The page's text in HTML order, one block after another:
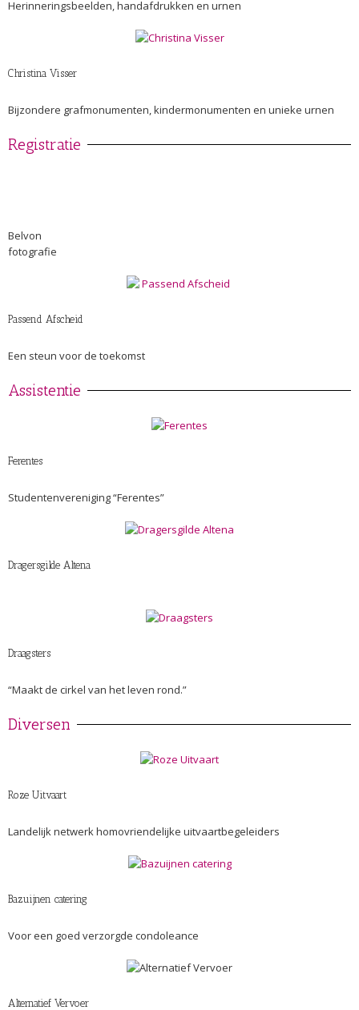
Herinneringsbeelden, handafdrukken en urnen
Christina Visser
Bijzondere grafmonumenten, kindermonumenten en unieke urnen
Registratie
Belvon
fotografie
Passend Afscheid
Een steun voor de toekomst
Assistentie
Ferentes
Studentenvereniging “Ferentes”
Dragersgilde Altena
Draagsters
“Maakt de cirkel van het leven rond.”
Diversen
Roze Uitvaart
Landelijk netwerk homovriendelijke uitvaartbegeleiders
Bazuijnen catering
Voor een goed verzorgde condoleance
Alternatief Vervoer